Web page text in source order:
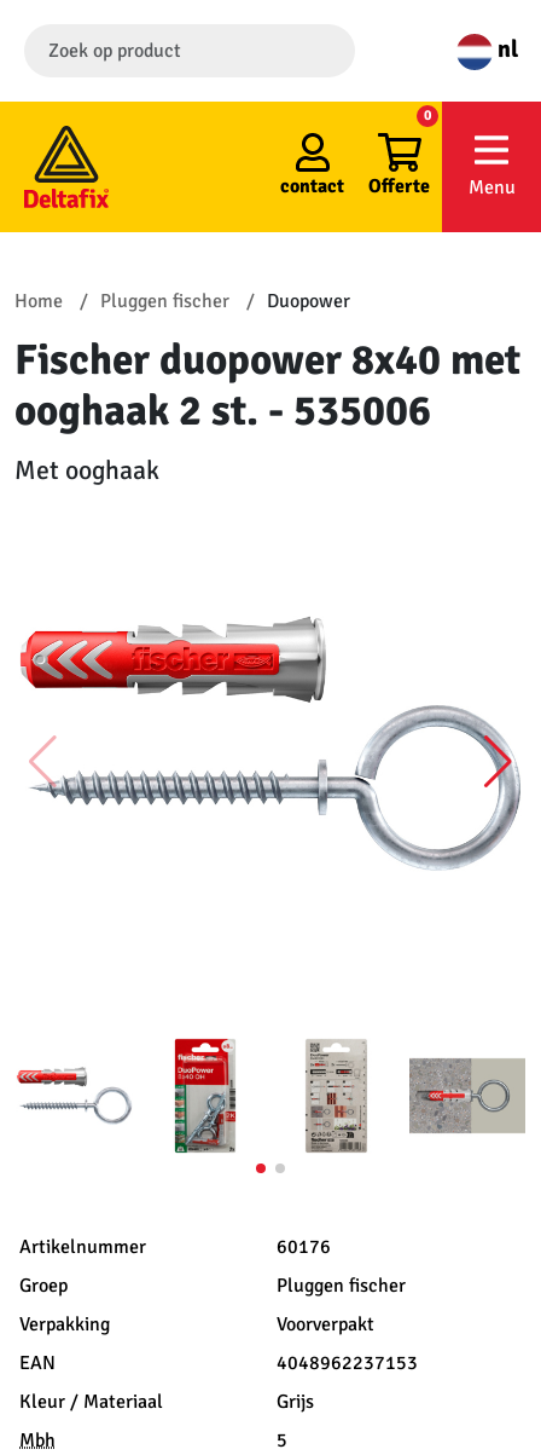
nl
contact Offerte
0
Menu
Home Pluggen fischer Duopower
Fischer duopower 8x40 met
ooghaak 2 st. - 535006
Met ooghaak
Artikelnummer
60176
Groep
Pluggen fischer
Verpakking
Voorverpakt
EAN
4048962237153
Kleur / Materiaal
Grijs
Mbh
5